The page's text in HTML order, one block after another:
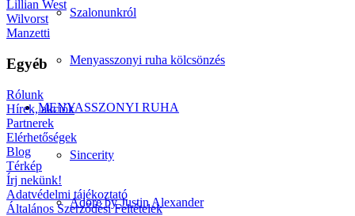
Szalonunkról
Menyasszonyi ruha kölcsönzés
MENYASSZONYI RUHA
Sincerity
Adore by Justin Alexander
Lillian West
Wilvorst
Manzetti
Egyéb
Rólunk
Hírek, akciók
Partnerek
Elérhetőségek
Blog
Térkép
Írj nekünk!
Adatvédelmi tájékoztató
Általános Szerződési Feltételek